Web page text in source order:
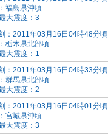
福島県沖頃
大震度：3
：2011年03月16日04時48分頃
栃木県北部頃
大震度：1
：2011年03月16日04時33分頃
群馬県北部頃
大震度：2
：2011年03月16日04時01分頃
宮城県沖頃
大震度：3